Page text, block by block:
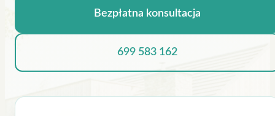
Bezpłatna konsultacja
699 583 162